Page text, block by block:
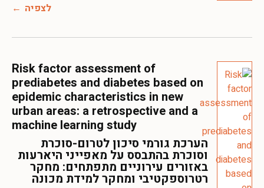
לצפיה
Risk factor assessment of
prediabetes and diabetes based on
epidemic characteristics in new
urban areas: a retrospective and a
machine learning study
הערכת גורמי סיכון לטרום-סוכרת
וסוכרת בהתבסס על מאפייני היארעות
באזורים עירוניים מתפתחים: מחקר
רטרוספקטיבי ומחקר למידת מכונה